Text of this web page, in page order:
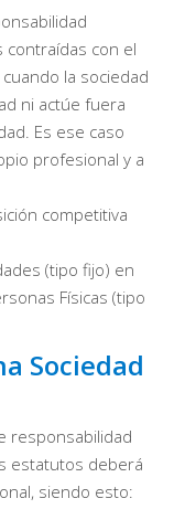
contraídas con el
la sociedad
ni actúe fuera
Es ese caso
profesional y a
competitiva
(tipo fijo) en
Físicas (tipo
Sociedad
responsabilidad
estatutos deberá
siendo esto: